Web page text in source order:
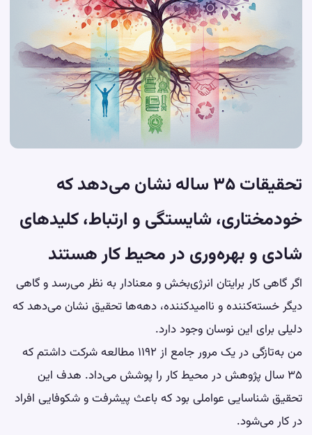
تحقیقات ۳۵ ساله نشان می‌دهد که
خودمختاری، شایستگی و ارتباط، کلیدهای
شادی و بهره‌وری در محیط کار هستند
اگر گاهی کار برایتان انرژی‌بخش و معنادار به نظر می‌رسد و گاهی
دیگر خسته‌کننده و ناامیدکننده، دهه‌ها تحقیق نشان می‌دهد که
دلیلی برای این نوسان وجود دارد.
من به‌تازگی در یک مرور جامع از ۱۱۹۲ مطالعه شرکت داشتم که
۳۵ سال پژوهش در محیط کار را پوشش می‌داد. هدف این
تحقیق شناسایی عواملی بود که باعث پیشرفت و شکوفایی افراد
در کار می‌شود.